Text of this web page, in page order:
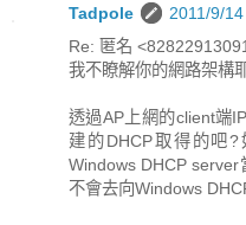
Tadpole
2011/9/
Re: 匿名
我不瞭解你的網路架構
透過AP上網的client端
建的DHCP取得的吧
Windows DHCP
不會去向Windows